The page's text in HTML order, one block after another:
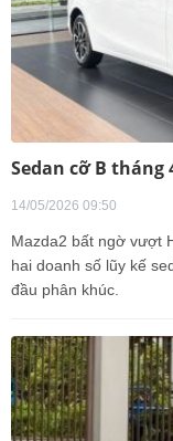
Sedan cỡ B tháng
14/05/2026 09:50
Mazda2 bất ngờ vượt
hai doanh số lũy kế
đầu phân khúc.